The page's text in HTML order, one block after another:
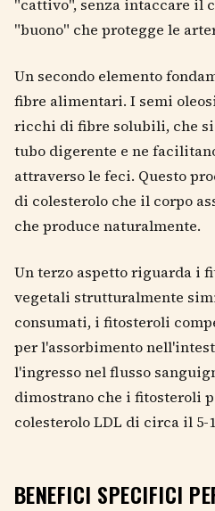
"cattivo", senza intaccare il
"buono" che protegge le
Un secondo elemento
fibre alimentari. I semi
ricchi di fibre solubili, che
tubo digerente e ne
attraverso le feci. Questo
di colesterolo che il corpo
che produce naturalmente.
Un terzo aspetto riguarda i
vegetali strutturalmente
consumati, i fitosteroli
per l'assorbimento
l'ingresso nel flusso
dimostrano che i fitosteroli
colesterolo LDL di circa il 5-
BENEFICI SPECIFICI